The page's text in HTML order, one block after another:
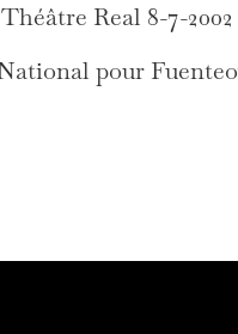
Real 8-7-2002
pour